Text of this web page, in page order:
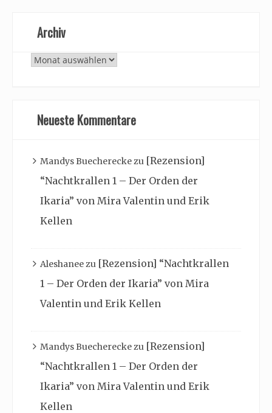
Archiv
Archiv
Neueste Kommentare
Mandys Buechereckezu [Rezension]
“Nachtkrallen 1 – Der Orden der
Ikaria” von Mira Valentin und Erik
Kellen
Aleshaneezu [Rezension] “Nachtkrallen
1 – Der Orden der Ikaria” von Mira
Valentin und Erik Kellen
Mandys Buechereckezu [Rezension]
“Nachtkrallen 1 – Der Orden der
Ikaria” von Mira Valentin und Erik
Kellen